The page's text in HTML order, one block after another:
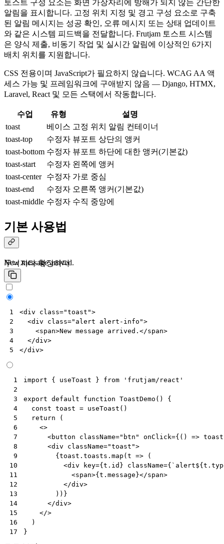
토스트 구성 요소는 화면 가장자리에 방해가 되지 않는 간단한
알림을 표시합니다. 고정 위치 지정 및 경고 구성 요소로 구축
된 알림 메시지는 성공 확인, 오류 메시지 또는 상태 업데이트
와 같은 시스템 피드백을 전달합니다. Frutjam 토스트 시스템
은 양식 제출, 비동기 작업 및 실시간 알림에 이상적인 6가지
배치 위치를 지원합니다.
CSS 전용이며 JavaScript가 필요하지 않습니다. WCAG AA 액
세스 가능 및 프레임워크에 구애받지 않음 — Django, HTMX,
Laravel, React 및 모든 스택에서 작동합니다.
수업 유형
설명
toast
베이스 고정 위치 알림 컨테이너
toast-top
수정자 뷰포트 상단의 앵커
toast-bottom 수정자 뷰포트 하단에 대한 앵커(기본값)
toast-start
수정자 왼쪽에 앵커
toast-center
수정자 가로 중심
toast-end
수정자 오른쪽 앵커(기본값)
toast-middle 수정자 수직 중앙에
기본 사용법
New message arrived.
무너지다 확장하다
1
2
3
4
5
<div class="toast">
<div class="alert alert-info">
<span>New message arrived. </span>
</div>
</div>
1
2
3
4
5
6
7
8
9
10
11
12
13
14
15
16
17
import { useToast } from 'frutjam/react'
export default function ToastDemo ()
{
const toast = useToast ()
return
(
<>
<button className="btn" onClick={() => toast
<div className="toast">
{toast . toasts . map (t =>
(
<div key={t . id } className={ `alert${t .
<span>{t . message}</span>
</div>
))}
</div>
</>
)
}